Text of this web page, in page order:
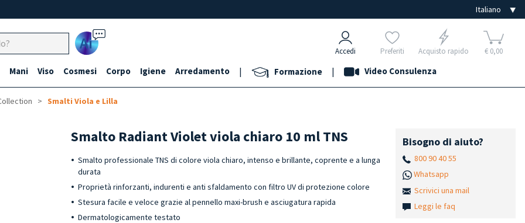
Ai Accedi Preferiti Acquisto rapido € 0,00
Mani Viso Cosmesi Corpo Igiene Arredamento | Formazione | Video Consulenza
Smalti Viola e Lilla
Smalto Radiant Violet viola chiaro 10 ml TNS
Smalto professionale TNS di colore viola chiaro, intenso e brillante, coprente e a lunga
durata
Proprietà rinforzanti, indurenti e anti sfaldamento con filtro UV di protezione colore
Stesura facile e veloce grazie al pennello maxi-brush e asciugatura rapida
Dermatologicamente testato
Bisogno di aiuto?
800 90 40 55
Whatsapp
Scrivici una mail
Leggi le faq